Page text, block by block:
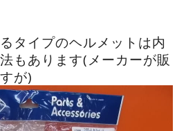
タイプのヘルメットは内
もあります(メーカーが販
が)